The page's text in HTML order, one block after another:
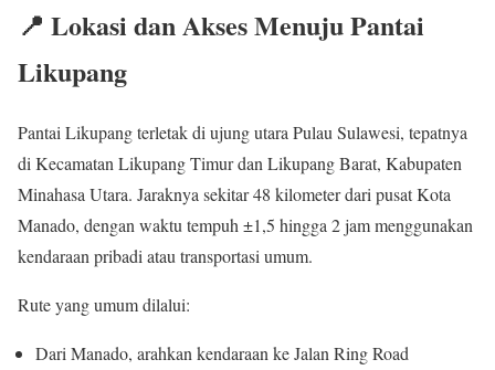
📍 Lokasi dan Akses Menuju Pantai
Likupang
Pantai Likupang terletak di ujung utara Pulau Sulawesi, tepatnya
di Kecamatan Likupang Timur dan Likupang Barat, Kabupaten
Minahasa Utara. Jaraknya sekitar 48 kilometer dari pusat Kota
Manado, dengan waktu tempuh ±1,5 hingga 2 jam menggunakan
kendaraan pribadi atau transportasi umum.
Rute yang umum dilalui:
Dari Manado, arahkan kendaraan ke Jalan Ring Road